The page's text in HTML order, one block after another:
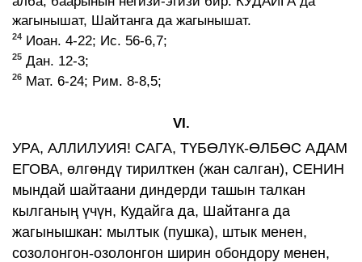
жагынышат, Шайтанга да жагынышат.
24 Иоан. 4-22; Ис. 56-6,7;
25 Дан. 12-3;
26 Мат. 6-24; Рим. 8-8,5;
VI.
УРА, АЛЛИЛУИЯ! САГА, ТҮБӨЛҮК-ӨЛБӨС АДАМ
ЕГОВА, өлгөндү тирилткен (жан салган), СЕНИН
мындай шайтаани диндерди ташын талкан
кылганың үчүн, Кудайга да, Шайтанга да
жагынышкан: мылтык (пушка), штык менен,
созолонгон-озолонгон ширин обондору менен,